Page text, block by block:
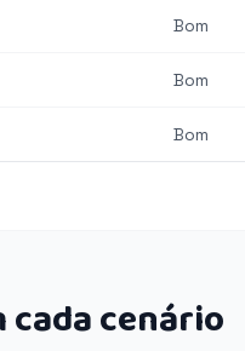
Bom
Bom
Bom
cenário